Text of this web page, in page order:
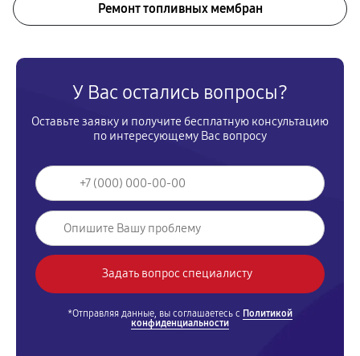
Ремонт топливных мембран
У Вас остались вопросы?
Оставьте заявку и получите бесплатную консультацию
по интересующему Вас вопросу
*Отправляя данные, вы соглашаетесь с Политикой
конфиденциальности